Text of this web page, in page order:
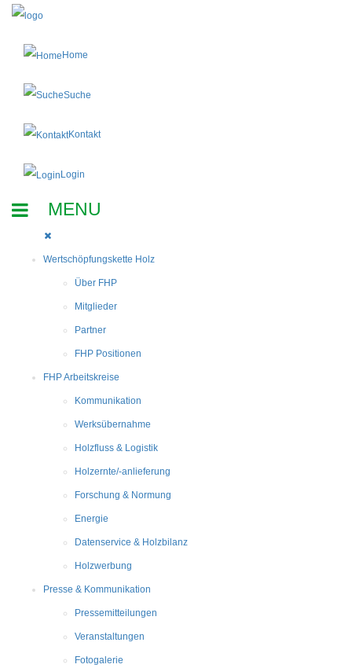
Home
Suche
Kontakt
Login
Wertschöpfungskette Holz
Über FHP
Mitglieder
Partner
FHP Positionen
FHP Arbeitskreise
Kommunikation
Werksübernahme
Holzfluss & Logistik
Holzernte/-anlieferung
Forschung & Normung
Energie
Datenservice & Holzbilanz
Holzwerbung
Presse & Kommunikation
Pressemitteilungen
Veranstaltungen
Fotogalerie